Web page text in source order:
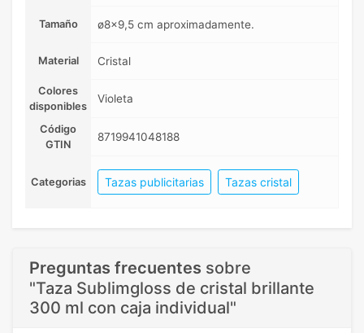
Tamaño ø8x9,5 cm aproximadamente.
Material Cristal
Colores
disponibles
Violeta
Código
GTIN
8719941048188
Categorias Tazas publicitarias Tazas cristal
Preguntas frecuentes sobre
"Taza Sublimgloss de cristal brillante
300 ml con caja individual"